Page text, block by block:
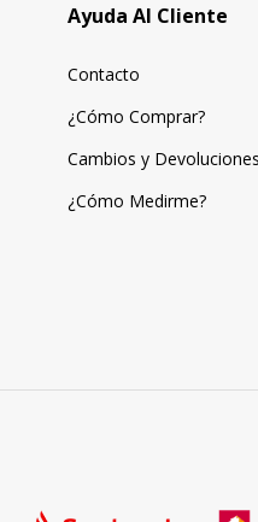
Ayuda Al Cliente
Contacto
¿Cómo Comprar?
Cambios y Devoluciones
¿Cómo Medirme?